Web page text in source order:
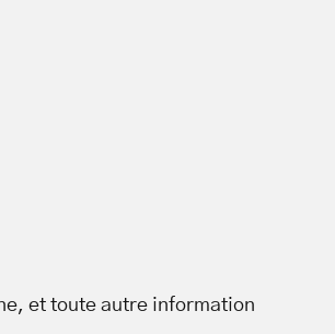
et toute autre information